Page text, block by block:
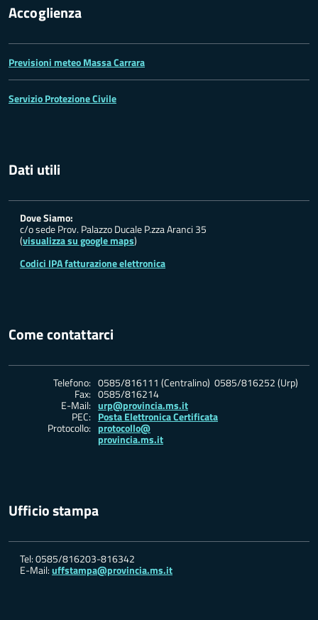
Accoglienza
Previsioni meteo Massa Carrara
Servizio Protezione Civile
Dati utili
Dove Siamo:
c/o sede Prov. Palazzo Ducale P.zza Aranci 35
(visualizza su google maps)
Codici IPA fatturazione elettronica
Come contattarci
Telefono: 0585/816111 (Centralino) 0585/816252 (Urp)
Fax: 0585/816214
E-Mail: urp@provincia.ms.it
PEC: Posta Elettronica Certificata
Protocollo: protocollo@
provincia.ms.it
Ufficio stampa
Tel: 0585/816203-816342
E-Mail:uffstampa@provincia.ms.it